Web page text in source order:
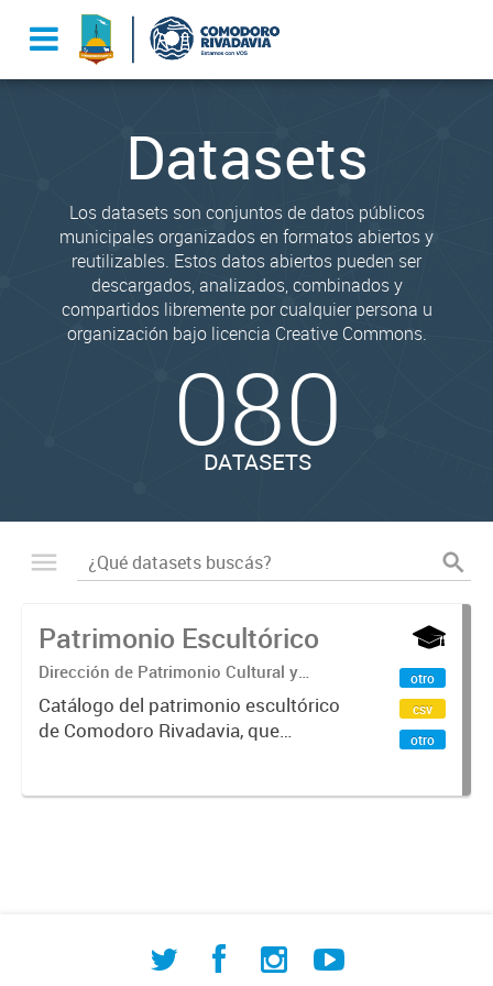
Datasets
Los datasets son conjuntos de datos públicos
municipales organizados en formatos abiertos y
reutilizables. Estos datos abiertos pueden ser
descargados, analizados, combinados y
compartidos libremente por cualquier persona u
organización bajo licencia Creative Commons.
080
DATASETS
Patrimonio Escultórico
Dirección de Patrimonio Cultural y
Natural. Dirección General de Gestión
Interinstitucional y Patrimonial
Catálogo del patrimonio escultórico
de Comodoro Rivadavia, que
emplazados en el ejido municipal. El
otro
csv
otro